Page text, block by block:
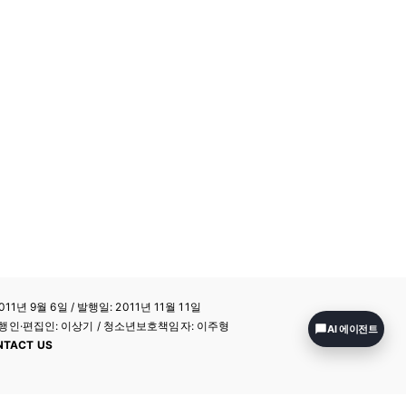
년 9월 6일 / 발행일: 2011년 11월 11일
·편집인: 이상기 / 청소년보호책임자: 이주형
US
AI 에이전트